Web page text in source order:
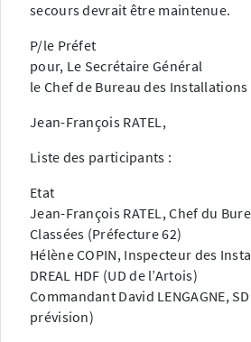
secours devrait être maintenue.
P/le Préfet
pour, Le Secrétaire Général
le Chef de Bureau des Installations
Jean-François RATEL,
Liste des participants :
Etat
Jean-François RATEL, Chef du
Classées (Préfecture 62)
Hélène COPIN, Inspecteur des
DREAL HDF (UD de l’Artois)
Commandant David LENGAGNE,
prévision)